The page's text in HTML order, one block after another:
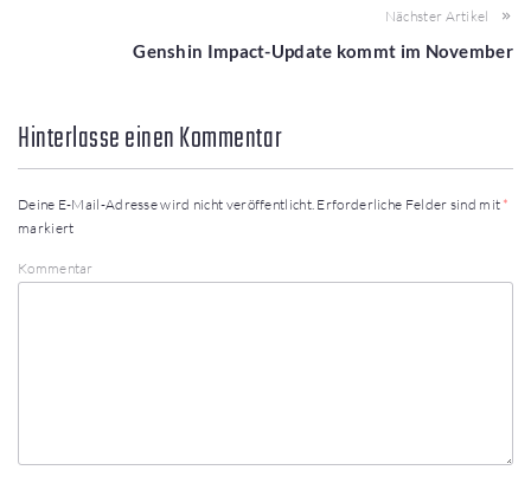
Nächster Artikel
Genshin Impact-Update kommt im November
Hinterlasse einen Kommentar
Deine E-Mail-Adresse wird nicht veröffentlicht. Erforderliche Felder sind mit *
markiert
Kommentar